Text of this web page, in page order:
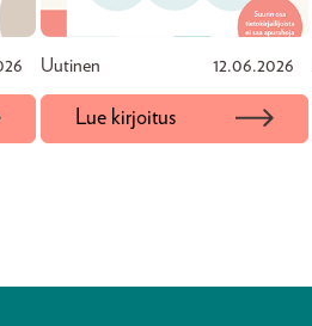
Uutinen 12.06.2026
Lue kirjoitus